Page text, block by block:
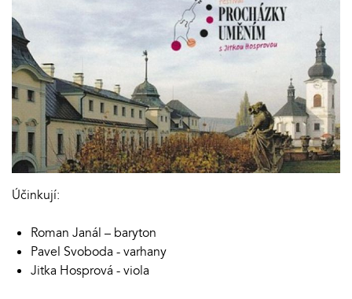
Účinkují:
Roman Janál – baryton
Pavel Svoboda - varhany
Jitka Hosprová - viola